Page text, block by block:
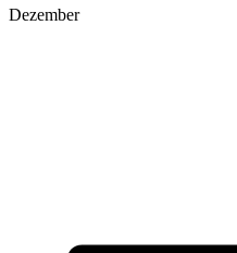
Dezember